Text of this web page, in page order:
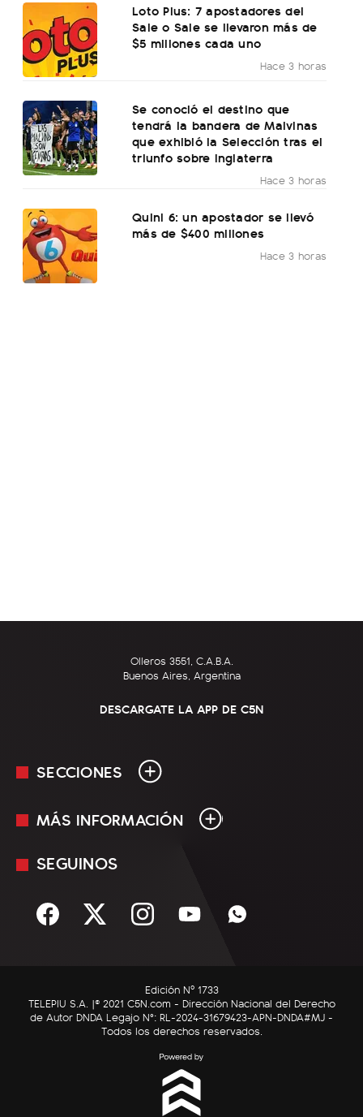
Loto Plus: 7 apostadores del
Sale o Sale se llevaron más de
$5 millones cada uno
Hace 3 horas
Se conoció el destino que
tendrá la bandera de Malvinas
que exhibió la Selección tras el
triunfo sobre Inglaterra
Hace 3 horas
Quini 6: un apostador se llevó
más de $400 millones
Hace 3 horas
Olleros 3551, C.A.B.A.
Buenos Aires, Argentina
DESCARGATE LA APP DE C5N
SECCIONES
En Vivo
Sociedad
C5N Autos
RatingCero
MÁS INFORMACIÓN
Mediakit
Términos y condiciones
SEGUINOS
Edición Nº 1733
TELEPIU S.A. |© 2021 C5N.com - Dirección Nacional del Derecho
de Autor DNDA Legajo N°: RL-2024-31679423-APN-DNDA#MJ -
Todos los derechos reservados.